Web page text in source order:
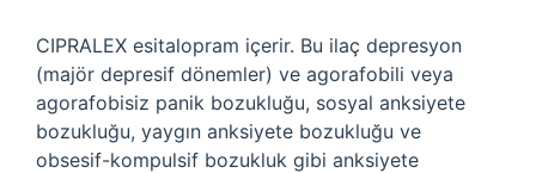
CIPRALEX esitalopram içerir. Bu ilaç depresyon
(majör depresif dönemler) ve agorafobili veya
agorafobisiz panik bozukluğu, sosyal anksiyete
bozukluğu, yaygın anksiyete bozukluğu ve
obsesif-kompulsif bozukluk gibi anksiyete